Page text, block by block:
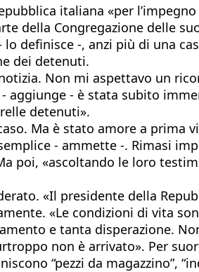
italiana «per
della Congregazione delle
definisce -, anzi più di una
dei detenuti.
Non mi aspettavo un
- è stata subito
detenuti».
Ma è stato amore a prima
- ammette -. Rimasi
poi, «ascoltando le loro
«Il presidente della
«Le condizioni di vita
e tanta disperazione.
non è arrivato». Per
“pezzi da magazzino”,